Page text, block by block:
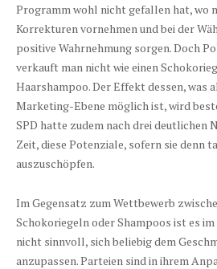
Programm wohl nicht gefallen hat, wo
Korrekturen vornehmen und bei der
positive Wahrnehmung sorgen. Doch
verkauft man nicht wie einen
Haarshampoo. Der Effekt dessen, was
Marketing-Ebene möglich ist, wird
SPD hatte zudem nach drei deutlichen
Zeit, diese Potenziale, sofern sie denn
auszuschöpfen.
Im Gegensatz zum Wettbewerb
Schokoriegeln oder Shampoos ist es
nicht sinnvoll, sich beliebig dem
anzupassen. Parteien sind in ihrem